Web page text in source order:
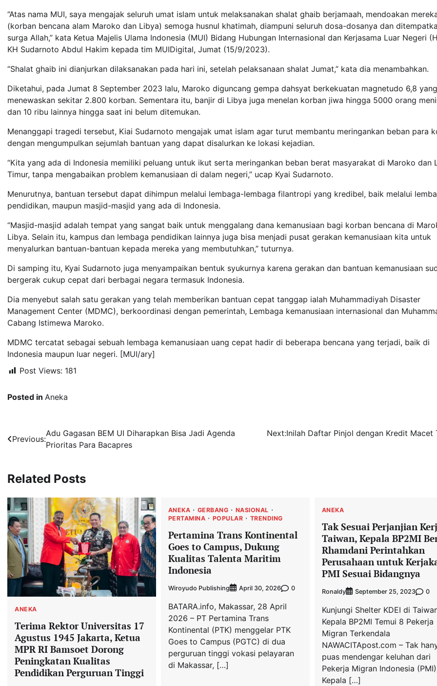
“Atas nama MUI, saya mengajak seluruh umat islam untuk melaksanakan shalat ghaib berjamaah, mendoakan
(korban bencana alam Maroko dan Libya) semoga husnul khatimah, diampuni seluruh dosa-dosanya dan
surga Allah,” kata Ketua Majelis Ulama Indonesia (MUI) Bidang Hubungan Internasional dan Kerjasama Luar Negeri
KH Sudarnoto Abdul Hakim kepada tim MUIDigital, Jumat (15/9/2023).
“Shalat ghaib ini dianjurkan dilaksanakan pada hari ini, setelah pelaksanaan shalat Jumat,” kata dia menambahkan.
Diketahui, pada Jumat 8 September 2023 lalu, Maroko diguncang gempa dahsyat berkekuatan magnetudo 6,8 yang
menewaskan sekitar 2.800 korban. Sementara itu, banjir di Libya juga menelan korban jiwa hingga 5000 orang
dan 10 ribu lainnya hingga saat ini belum ditemukan.
Menanggapi tragedi tersebut, Kiai Sudarnoto mengajak umat islam agar turut membantu meringankan beban para
dengan mengumpulkan sejumlah bantuan yang dapat disalurkan ke lokasi kejadian.
“Kita yang ada di Indonesia memiliki peluang untuk ikut serta meringankan beban berat masyarakat di Maroko dan
Timur, tanpa mengabaikan problem kemanusiaan di dalam negeri,” ucap Kyai Sudarnoto.
Menurutnya, bantuan tersebut dapat dihimpun melalui lembaga-lembaga filantropi yang kredibel, baik melalui
pendidikan, maupun masjid-masjid yang ada di Indonesia.
“Masjid-masjid adalah tempat yang sangat baik untuk menggalang dana kemanusiaan bagi korban bencana di
Libya. Selain itu, kampus dan lembaga pendidikan lainnya juga bisa menjadi pusat gerakan kemanusiaan kita untuk
menyalurkan bantuan-bantuan kepada mereka yang membutuhkan,” tuturnya.
Di samping itu, Kyai Sudarnoto juga menyampaikan bentuk syukurnya karena gerakan dan bantuan kemanusiaan
bergerak cukup cepat dari berbagai negara termasuk Indonesia.
Dia menyebut salah satu gerakan yang telah memberikan bantuan cepat tanggap ialah Muhammadiyah Disaster
Management Center (MDMC), berkoordinasi dengan pemerintah, Lembaga kemanusiaan internasional dan
Cabang Istimewa Maroko.
MDMC tercatat sebagai sebuah lembaga kemanusiaan uang cepat hadir di beberapa bencana yang terjadi, baik di
Indonesia maupun luar negeri. [MUI/ary]
Post Views: 181
Posted in Aneka
Navigasi
Previous:
Adu Gagasan BEM UI Diharapkan Bisa Jadi Agenda
Prioritas Para Bacapres
Next:Inilah Daftar Pinjol dengan Kredit Macet
Related Posts
ANEKA
Terima Rektor Universitas 17
Agustus 1945 Jakarta, Ketua
MPR RI Bamsoet Dorong
Peningkatan Kualitas
Pendidikan Perguruan Tinggi
ANEKA GERBANG
NASIONAL
PERTAMINA
POPULAR TRENDING
Pertamina Trans Kontinental
Goes to Campus, Dukung
Kualitas Talenta Maritim
Indonesia
Wiroyudo Publishing April 30, 2026 0
BATARA.info, Makassar, 28 April
2026 – PT Pertamina Trans
Kontinental (PTK) menggelar PTK
Goes to Campus (PGTC) di dua
perguruan tinggi vokasi pelayaran
di Makassar, […]
ANEKA
Tak Sesuai Perjanjian
Taiwan, Kepala BP2MI
Rhamdani Perintahkan
Perusahaan untuk
PMI Sesuai Bidangnya
Ronaldy September 25, 2023 0
Kunjungi Shelter KDEI di
Kepala BP2MI Temui 8 Pekerja
Migran Terkendala
NAWACITApost.com – Tak
puas mendengar keluhan dari
Pekerja Migran Indonesia
Kepala […]